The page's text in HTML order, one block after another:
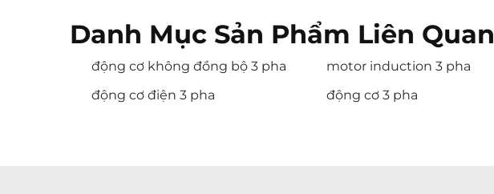
Danh Mục Sản Phẩm Liên Quan
động cơ không đồng bộ 3 pha motor induction 3 pha
động cơ điện 3 pha
động cơ 3 pha